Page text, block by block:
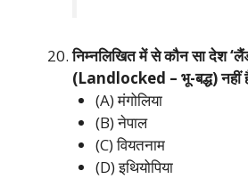
निम्नलिखित में से कौन सा देश
(Landlocked – भू-बद्ध) नहीं
(A) मंगोलिया
(B) नेपाल
(C) वियतनाम
(D) इथियोपिया